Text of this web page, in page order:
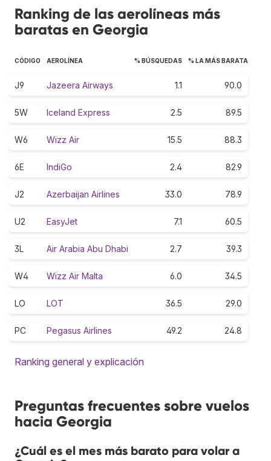
Ranking de las aerolíneas más
baratas en Georgia
CÓDIGO AEROLÍNEA % BÚSQUEDAS % LA MÁS BARATA
J9 Jazeera Airways 1.1 90.0
5W Iceland Express 2.5 89.5
W6 Wizz Air 15.5 88.3
6E IndiGo 2.4 82.9
J2 Azerbaijan Airlines 33.0 78.9
U2 EasyJet 7.1 60.5
3L Air Arabia Abu Dhabi 2.7 39.3
W4 Wizz Air Malta 6.0 34.5
LO LOT 36.5 29.0
PC Pegasus Airlines 49.2 24.8
Ranking general y explicación
Preguntas frecuentes sobre vuelos
hacia Georgia
¿Cuál es el mes más barato para volar a